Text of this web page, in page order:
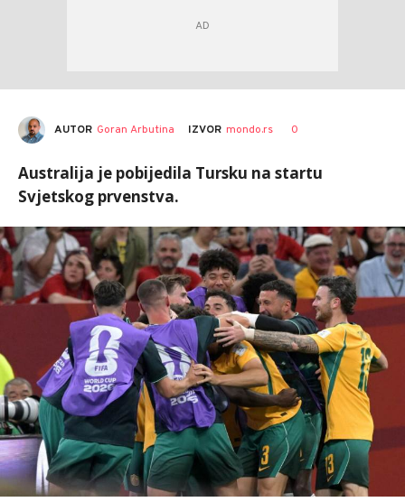
AUTOR Goran Arbutina IZVOR mondo.rs 0
Australija je pobijedila Tursku na startu
Svjetskog prvenstva.